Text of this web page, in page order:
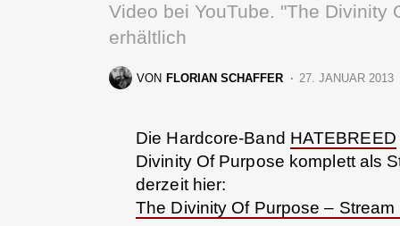
Video bei YouTube. "The Divinity
erhältlich
VON FLORIAN SCHAFFER 27. JANUAR 2013
Die Hardcore-Band HATEBREED
Divinity Of Purpose komplett als
derzeit hier:
The Divinity Of Purpose – Stream